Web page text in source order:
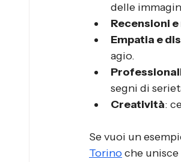
delle
Recensioni
Empatia e
agio.
segni di
Creatività:
Se vuoi un
Torino che